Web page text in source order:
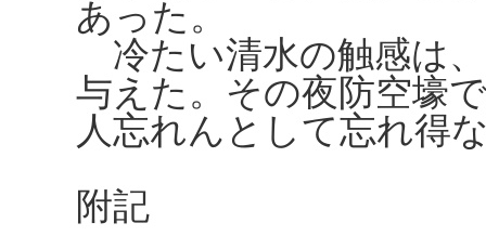
あった。
冷たい清水の触感は
与えた。その夜防空壕
人忘れんとして忘れ得
附記